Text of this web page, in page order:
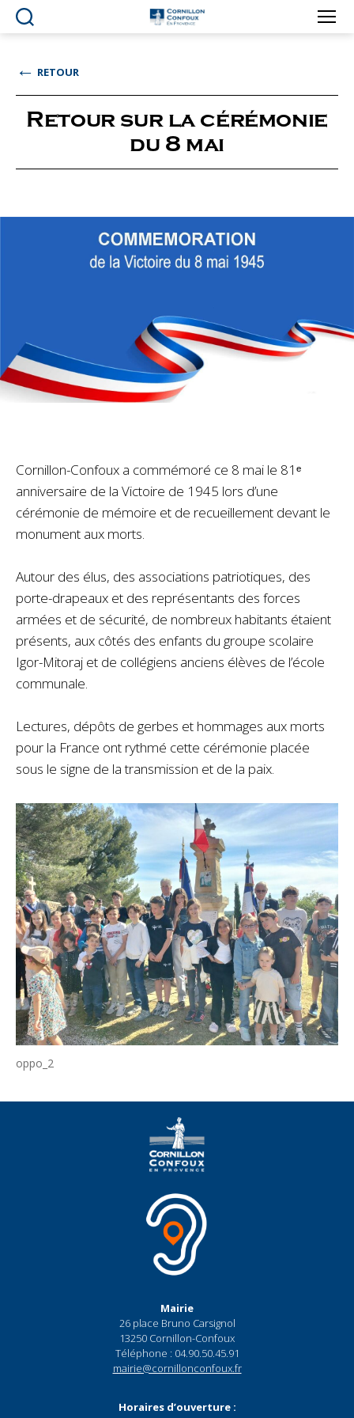
Ville
en
Provence
← RETOUR
Retour sur la cérémonie
du 8 mai
Cornillon-Confoux a commémoré ce 8 mai le 81ᵉ
anniversaire de la Victoire de 1945 lors d’une
cérémonie de mémoire et de recueillement devant le
monument aux morts.
Autour des élus, des associations patriotiques, des
porte-drapeaux et des représentants des forces
armées et de sécurité, de nombreux habitants étaient
présents, aux côtés des enfants du groupe scolaire
Igor-Mitoraj et de collégiens anciens élèves de l’école
communale.
Lectures, dépôts de gerbes et hommages aux morts
pour la France ont rythmé cette cérémonie placée
sous le signe de la transmission et de la paix.
oppo_2
Mairie
26 place Bruno Carsignol
13250 Cornillon-Confoux
Téléphone : 04.90.50.45.91
mairie@cornillonconfoux.fr
Horaires d’ouverture :